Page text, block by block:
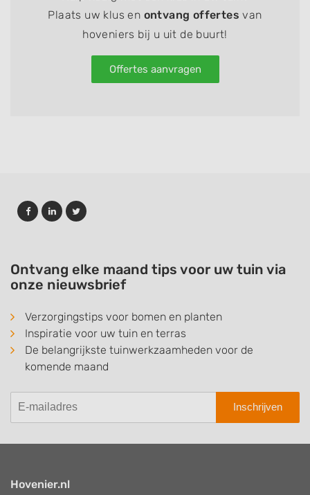
Plaats uw klus en ontvang offertes van
hoveniers bij u uit de buurt!
Offertes aanvragen
Ontvang elke maand tips voor uw tuin via
onze nieuwsbrief
Verzorgingstips voor bomen en planten
Inspiratie voor uw tuin en terras
De belangrijkste tuinwerkzaamheden voor de
komende maand
Inschrijven
Hovenier.nl